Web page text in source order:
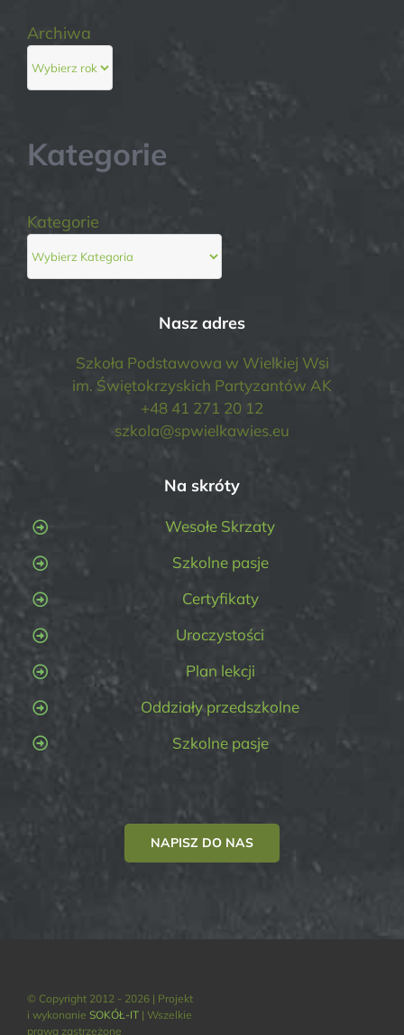
Archiwa
Kategorie
Kategorie
Nasz adres
Szkoła Podstawowa w Wielkiej Wsi
im. Świętokrzyskich Partyzantów AK
+48 41 271 20 12
szkola@spwielkawies.eu
Na skróty
Wesołe Skrzaty
Szkolne pasje
Certyfikaty
Uroczystości
Plan lekcji
Oddziały przedszkolne
Szkolne pasje
NAPISZ DO NAS
© Copyright 2012 - 2026 | Projekt
i wykonanie SOKÓŁ-IT| Wszelkie
prawa zastrzeżone